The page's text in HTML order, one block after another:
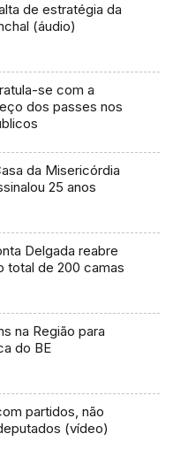
de estratégia da
Câmara do Funchal (áudio)
se com a
dos passes nos
da Misericórdia
25 anos
Delgada reabre
total de 200 camas
na Região para
do BE
partidos, não
(vídeo)